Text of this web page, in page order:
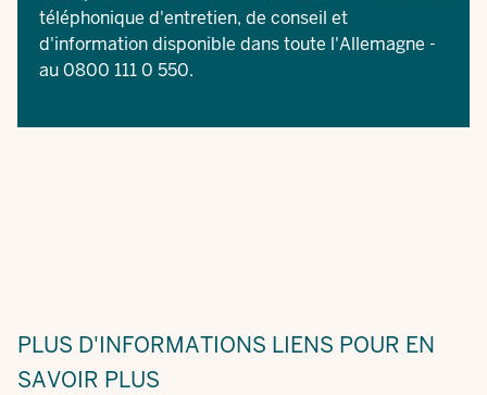
téléphonique d'entretien, de conseil et
d'information disponible dans toute l'Allemagne -
au 0800 111 0 550.
PLUS D'INFORMATIONS LIENS POUR EN
SAVOIR PLUS